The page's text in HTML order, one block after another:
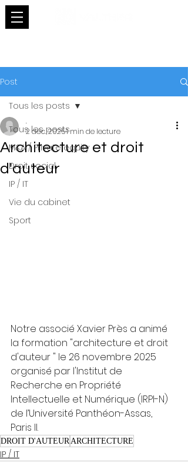
Post
Tous les posts
M&A / Private equity
Droit social
IP / IT
Vie du cabinet
Sport
Tous les posts
Architecture et droit
d'auteur
.
2 déc. 20251 min de lecture
Notre associé Xavier Près a animé
la formation "architecture et droit
d'auteur " le 26 novembre 2025
organisé par l'Institut de
Recherche en Propriété
Intellectuelle et Numérique (IRPI-N)
de l’Université Panthéon-Assas,
Paris II.
DROIT D'AUTEURARCHITECTURE
IP / IT